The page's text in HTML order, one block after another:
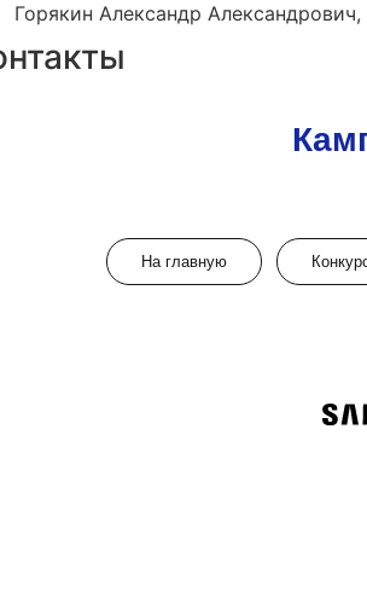
Горякин Александр
На главную